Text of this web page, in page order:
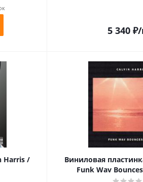
5 340 ₽
Harris /
Виниловая
Funk Wav